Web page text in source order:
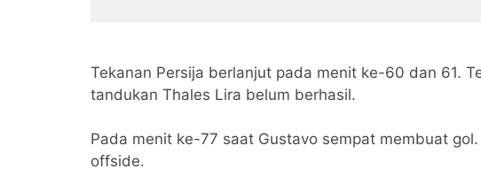
Tekanan Persija berlanjut pada menit ke-60 dan 61.
tandukan Thales Lira belum berhasil.
Pada menit ke-77 saat Gustavo sempat membuat
offside.